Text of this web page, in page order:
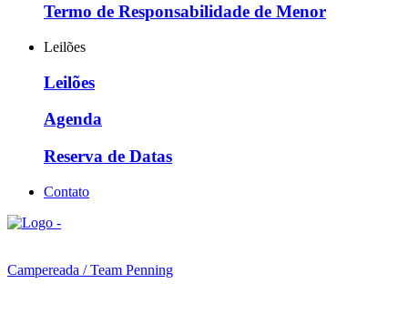
Termo de Responsabilidade de Menor
Leilões
Leilões
Agenda
Reserva de Datas
Contato
Campereada / Team Penning